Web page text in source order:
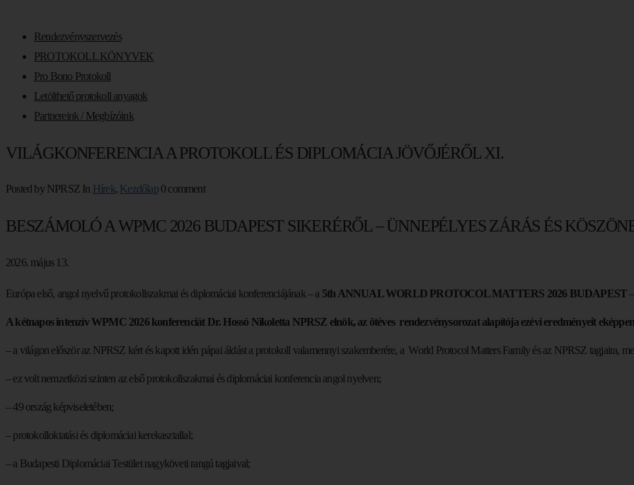
Rendezvényszervezés
PROTOKOLL KÖNYVEK
Pro Bono Protokoll
Letölthető protokoll anyagok
Partnereink / Megbízóink
VILÁGKONFERENCIA A PROTOKOLL ÉS DIPLOMÁCIA JÖVŐJÉRŐL XI.
Posted by NPRSZ In Hírek, Kezdőlap 0 comment
BESZÁMOLÓ A WPMC 2026 BUDAPEST SIKERÉRŐL – ÜNNEPÉLYES ZÁRÁS ÉS
2026. május 13.
Európa első, angol nyelvű protokollszakmai és diplomáciai konferenciájának – a 5th ANNUAL WORLD PROTOCOL MATTERS 2026 BUDAPEST–
A kétnapos intenzív WPMC 2026 konferenciát Dr. Hossó Nikoletta NPRSZ elnök, az ötéves rendezvénysorozat alapítója ezévi eredményeit eképpen
– a világon először az NPRSZ kért és kapott idén pápai áldást a protokoll valamennyi szakemberére, a World Protocol Matters Family és az NPRSZ tagjaira,
– ez volt nemzetközi szinten az első protokollszakmai és diplomáciai konferencia angol nyelven;
– 49 ország képviseletében;
– protokolloktatási és diplomáciai kerekasztallal;
– a Budapesti Diplomáciai Testület nagyköveti rangú tagjaival;